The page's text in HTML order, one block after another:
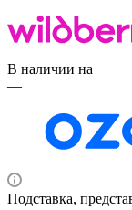
В наличии на
—
Подставка,